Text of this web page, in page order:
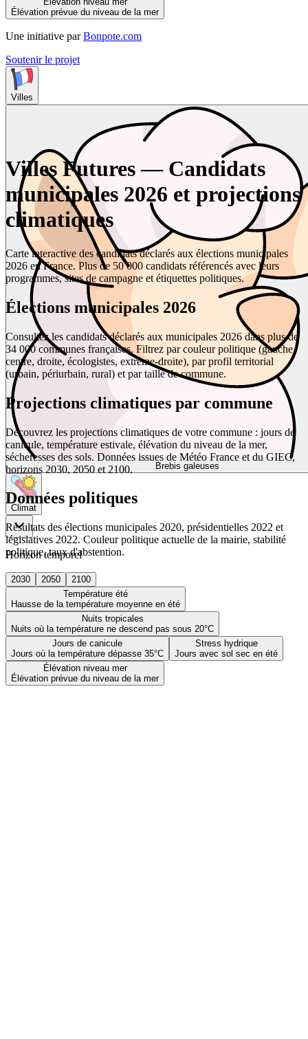
Élévation prévue du niveau de la mer
Une initiative par Bonpote.com
Soutenir le projet
Villes
Brebis galeuses
Climat
Horizon temporel
2030 2050
2100
Température été
Hausse de la température moyenne en été
Nuits tropicales
Nuits où la température ne descend pas sous 20°C
Jours de canicule
Jours où la température dépasse 35°C
Stress hydrique
Jours avec sol sec en été
Élévation niveau mer
Élévation prévue du niveau de la mer
Villes Futures — Candidats
municipales 2026 et projections
climatiques
Carte interactive des candidats déclarés aux élections municipales
2026 en France. Plus de 50 000 candidats référencés avec leurs
programmes, sites de campagne et étiquettes politiques.
Élections municipales 2026
Consultez les candidats déclarés aux municipales 2026 dans plus de
34 000 communes françaises. Filtrez par couleur politique (gauche,
centre, droite, écologistes, extrême-droite), par profil territorial
(urbain, périurbain, rural) et par taille de commune.
Projections climatiques par commune
Découvrez les projections climatiques de votre commune : jours de
canicule, température estivale, élévation du niveau de la mer,
sécheresses des sols. Données issues de Météo France et du GIEC,
horizons 2030, 2050 et 2100.
Données politiques
Résultats des élections municipales 2020, présidentielles 2022 et
législatives 2022. Couleur politique actuelle de la mairie, stabilité
politique, taux d'abstention.